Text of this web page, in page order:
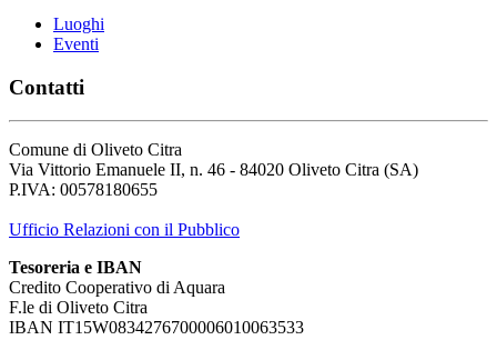
Luoghi
Eventi
Contatti
Comune di Oliveto Citra
Via Vittorio Emanuele II, n. 46 - 84020 Oliveto Citra (SA)
P.IVA: 00578180655
Ufficio Relazioni con il Pubblico
Tesoreria e IBAN
Credito Cooperativo di Aquara
F.le di Oliveto Citra
IBAN IT15W0834276700006010063533